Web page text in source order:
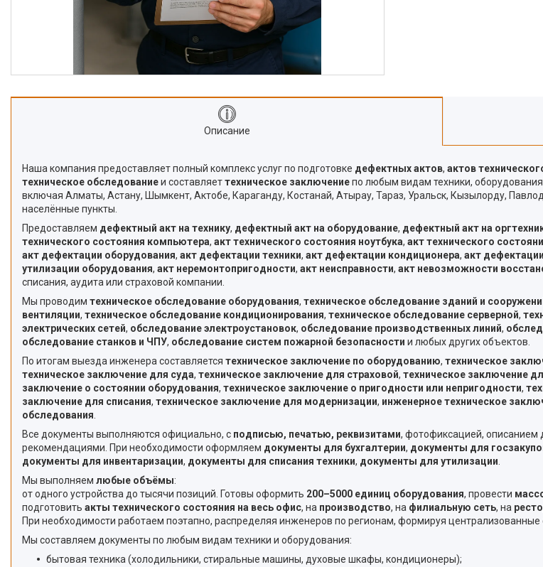
Описание
Наша компания предоставляет полный комплекс услуг по подготовке дефектных актов, актов
техническое обследованиеи составляеттехническое заключениепо любым видам техники,
включая Алматы, Астану, Шымкент, Актобе, Караганду, Костанай, Атырау, Тараз, Уральск, Кызылорду,
населённые пункты.
Предоставляем дефектный акт на технику, дефектный акт на оборудование, дефектный акт на
технического состояния компьютера, акт технического состояния ноутбука, акт технического
акт дефектации оборудования, акт дефектации техники, акт дефектации кондиционера, акт
утилизации оборудования, акт неремонтопригодности, акт неисправности, акт невозможности
списания, аудита или страховой компании.
Мы проводим техническое обследование оборудования, техническое обследование зданий и
вентиляции, техническое обследование кондиционирования, техническое обследование серверной,
электрических сетей, обследование электроустановок, обследование производственных линий,
обследование станков и ЧПУ, обследование систем пожарной безопасности и любых других объектов.
По итогам выезда инженера составляется техническое заключение по оборудованию, техническое
техническое заключение для суда, техническое заключение для страховой, техническое заключение
заключение о состоянии оборудования, техническое заключение о пригодности или непригодности,
заключение для списания, техническое заключение для модернизации, инженерное техническое
обследования
Все документы выполняются официально, с подписью, печатью, реквизитами, фотофиксацией, описанием
рекомендациями. При необходимости оформляем документы для бухгалтерии, документы для
документы для инвентаризации, документы для списания техники, документы для утилизации
Мы выполняем любые объёмы:
от одного устройства до тысячи позиций. Готовы оформить 200–5000 единиц оборудования, провести
подготовить акты технического состояния на весь офис, на производство, на филиальную сеть, на
При необходимости работаем поэтапно, распределяя инженеров по регионам, формируя
Мы составляем документы по любым видам техники и оборудования:
бытовая техника (холодильники, стиральные машины, духовые шкафы, кондиционеры);